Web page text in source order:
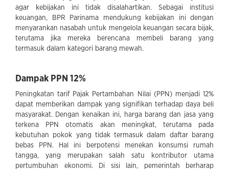
agar kebijakan ini tidak disalahartikan. Sebagai institusi
keuangan, BPR Parinama mendukung kebijakan ini dengan
menyarankan nasabah untuk mengelola keuangan secara bijak,
terutama jika mereka berencana membeli barang yang
termasuk dalam kategori barang mewah.
Dampak PPN 12%
Peningkatan tarif Pajak Pertambahan Nilai (PPN) menjadi 12%
dapat memberikan dampak yang signifikan terhadap daya beli
masyarakat. Dengan kenaikan ini, harga barang dan jasa yang
terkena PPN otomatis akan meningkat, terutama pada
kebutuhan pokok yang tidak termasuk dalam daftar barang
bebas PPN. Hal ini berpotensi menekan konsumsi rumah
tangga, yang merupakan salah satu kontributor utama
pertumbuhan ekonomi. Di sisi lain, pemerintah berharap